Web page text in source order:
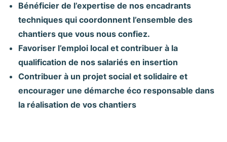
Bénéficier de l’expertise de nos encadrants
techniques qui coordonnent l’ensemble des
chantiers que vous nous confiez.
Favoriser l’emploi local et contribuer à la
qualification de nos salariés en insertion
Contribuer à un projet social et solidaire et
encourager une démarche éco responsable dans
la réalisation de vos chantiers